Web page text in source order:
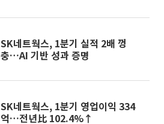
SK네트웍스, 1분기 실적 2배 껑
충…AI 기반 성과 증명
SK네트웍스, 1분기 영업이익 334
억…전년比 102.4%↑